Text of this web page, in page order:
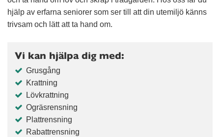
hjälp av erfarna seniorer som ser till att din utemiljö känns
trivsam och lätt att ta hand om.
Vi kan hjälpa dig med:
Grusgång
Krattning
Lövkrattning
Ogräsrensning
Plattrensning
Rabattrensning